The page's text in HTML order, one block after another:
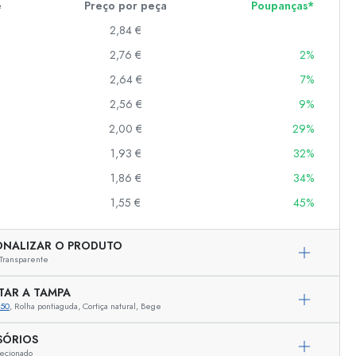
Preço por peça
Poupanças*
2,84 €
2,76 €
2%
2,64 €
7%
2,56 €
9%
2,00 €
29%
1,93 €
32%
1,86 €
34%
1,55 € 45%
O PRODUTO
Transparente
A TAMPA
, Rolha pontiaguda, Cortiça natural, Bege